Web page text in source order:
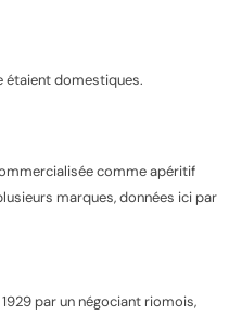
étaient domestiques.
comme apéritif
marques, données ici par
par un négociant riomois,